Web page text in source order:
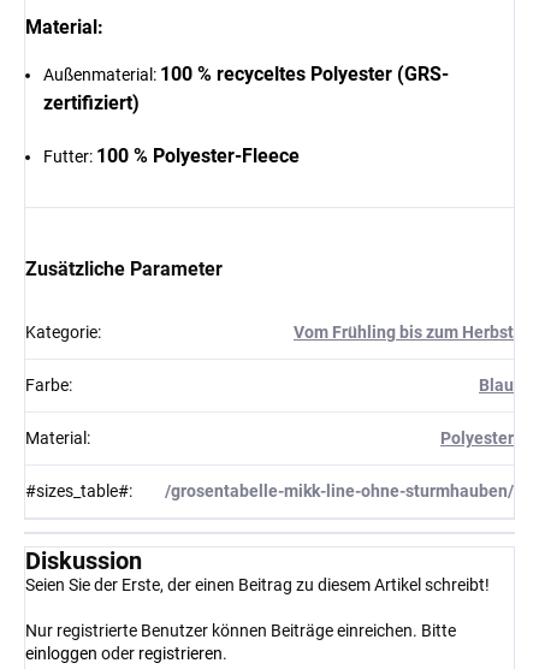
Material:
Außenmaterial: 100 % recyceltes Polyester (GRS-
zertifiziert)
Futter: 100 % Polyester-Fleece
Zusätzliche Parameter
Kategorie: Vom Frühling bis zum Herbst
Farbe: Blau
Material : Polyester
#sizes_table#: /grosentabelle-mikk-line-ohne-sturmhauben/
Diskussion
Seien Sie der Erste, der einen Beitrag zu diesem Artikel schreibt!
Nur registrierte Benutzer können Beiträge einreichen. Bitte
einloggen oder registrieren.